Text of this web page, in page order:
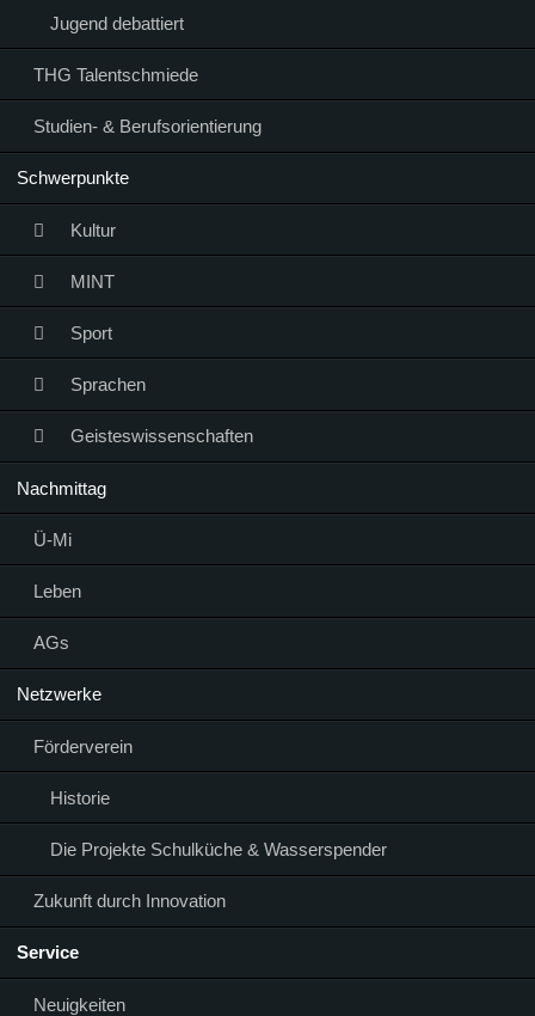
Jugend debattiert
THG Talentschmiede
Studien- & Berufsorientierung
Schwerpunkte
Kultur
MINT
Sport
Sprachen
Geisteswissenschaften
Nachmittag
Ü-Mi
Leben
AGs
Netzwerke
Förderverein
Historie
Die Projekte Schulküche & Wasserspender
Zukunft durch Innovation
Service
Neuigkeiten